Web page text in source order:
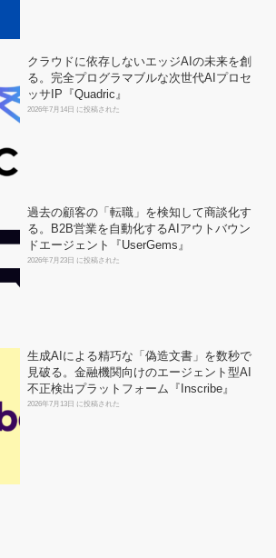
クラウドに依存しないエッジAIの未来を創
る。完全プログラマブルな次世代AIプロセ
ッサIP『Quadric』
2026年7月14日 に投稿された
過去の顧客の「転職」を検知して商談化す
る。B2B営業を自動化するAIアウトバウン
ドエージェント『UserGems』
2026年7月23日 に投稿された
生成AIによる精巧な「偽造文書」を数秒で
見破る。金融機関向けのエージェント型AI
不正検出プラットフォーム『Inscribe』
2026年7月13日 に投稿された